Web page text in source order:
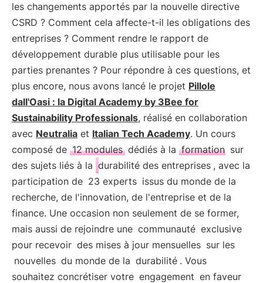
les changements apportés par la nouvelle directive
CSRD ? Comment cela affecte-t-il les obligations des
entreprises ? Comment rendre le rapport de
développement durable plus utilisable pour les
parties prenantes ? Pour répondre à ces questions, et
plus encore, nous avons lancé le projet Pillole
dall'Oasi : la Digital Academy by 3Bee for
Sustainability Professionals, réalisé en collaboration
avec Neutralia et Italian Tech Academy. Un cours
composé de 12 modules dédiés à la formation sur
des sujets liés à la durabilité des entreprises , avec la
participation de 23 experts issus du monde de la
recherche, de l'innovation, de l'entreprise et de la
finance. Une occasion non seulement de se former,
mais aussi de rejoindre une communauté exclusive
pour recevoir des mises à jour mensuelles sur les
nouvelles du monde de la durabilité . Vous
souhaitez concrétiser votre engagement en faveur